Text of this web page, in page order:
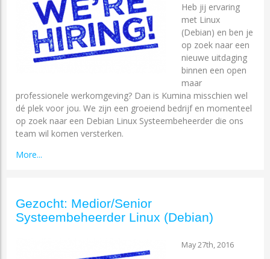
Heb jij ervaring
met Linux
(Debian) en ben je
op zoek naar een
nieuwe uitdaging
binnen een open
maar
professionele werkomgeving? Dan is Kumina misschien wel
dé plek voor jou. We zijn een groeiend bedrijf en momenteel
op zoek naar een Debian Linux Systeembeheerder die ons
team wil komen versterken.
More...
Gezocht: Medior/Senior
Systeembeheerder Linux (Debian)
May 27th, 2016